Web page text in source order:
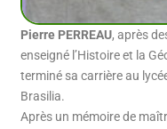
Pierre PERREAU, après
enseigné l’Histoire et la
terminé sa carrière au
Brasilia.
Après un mémoire de